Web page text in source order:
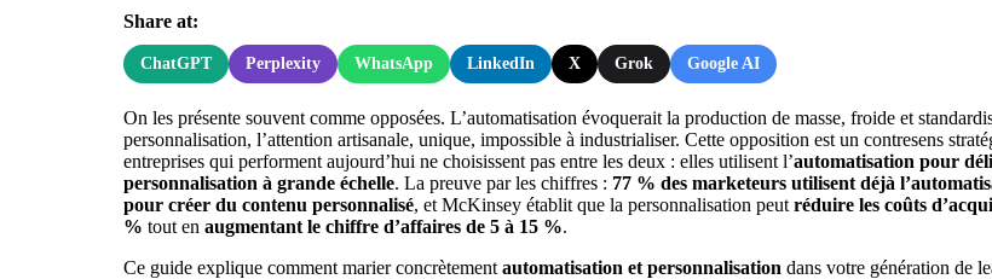
Share at:
ChatGPT Perplexity WhatsApp LinkedIn X Grok Google AI
On les présente souvent comme opposées. L’automatisation évoquerait la production de masse, froide et
personnalisation, l’attention artisanale, unique, impossible à industrialiser. Cette opposition est un contresens
entreprises qui performent aujourd’hui ne choisissent pas entre les deux : elles utilisent l’automatisation pour
personnalisation à grande échelle. La preuve par les chiffres : 77 % des marketeurs utilisent déjà
pour créer du contenu personnalisé, et McKinsey établit que la personnalisation peut réduire les coûts
% tout en augmentant le chiffre d’affaires de 5 à 15 %.
Ce guide explique comment marier concrètement automatisation et personnalisation dans votre génération de